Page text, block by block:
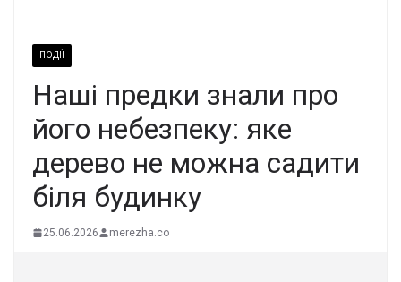
ПОДІЇ
Наші предки знали про
його небезпеку: яке
дерево не можна садити
біля будинку
25.06.2026 merezha.co